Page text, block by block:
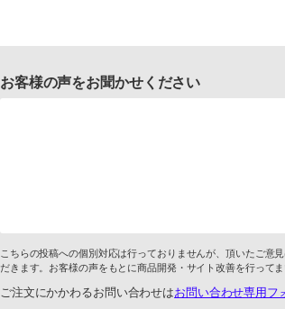
お客様の声をお聞かせください
こちらの投稿への個別対応は行っておりませんが、頂いたご意
だきます。お客様の声をもとに商品開発・サイト改善を行ってま
ご注文にかかわるお問い合わせはお問い合わせ専用フ